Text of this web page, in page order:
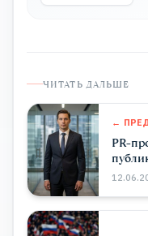
ЧИТАТЬ ДАЛЬШЕ
←
PR-